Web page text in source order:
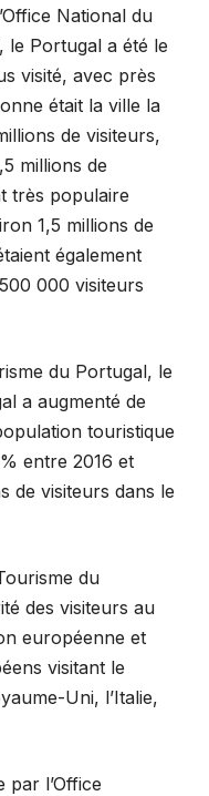
National du
le Portugal a été le
visité, avec près
était la ville la
de visiteurs,
millions de
très populaire
1,5 millions de
également
000 visiteurs
du Portugal, le
a augmenté de
touristique
entre 2016 et
de visiteurs dans le
du
des visiteurs au
européenne et
visitant le
Uni, l’Italie,
par l’Office